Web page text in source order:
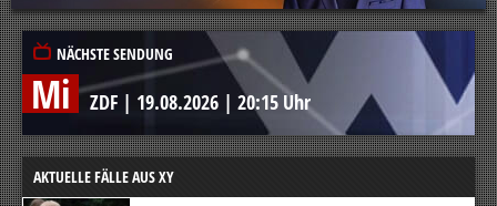
NÄCHSTE SENDUNG
Mi ZDF | 19.08.2026 | 20:15 Uhr
AKTUELLE FÄLLE AUS XY